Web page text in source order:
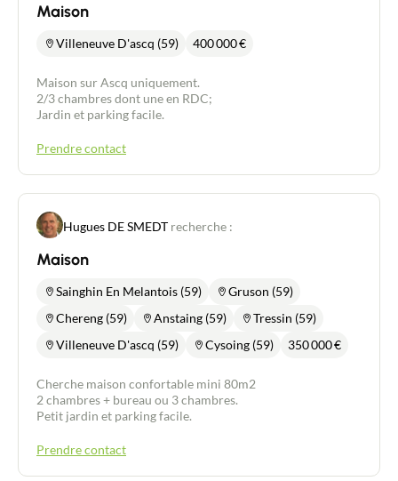
Maison
Villeneuve D'ascq (59) 400 000€
Maison sur Ascq uniquement.
2/3 chambres dont une en RDC;
Jardin et parking facile.
Prendre contact
Hugues DE SMEDT recherche :
Maison
Sainghin En Melantois (59)
Gruson (59)
Chereng (59)
Anstaing (59)
Tressin (59)
Villeneuve D'ascq (59)
Cysoing (59) 350 000€
Cherche maison confortable mini 80m2
2 chambres + bureau ou 3 chambres.
Petit jardin et parking facile.
Prendre contact